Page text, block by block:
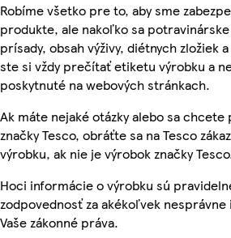
Robíme všetko pre to, aby sme
produkte, ale nakoľko sa
prísady, obsah výživy, diétnych zložiek
ste si vždy prečítať etiketu výrobku a
poskytnuté na webových stránkach.
Ak máte nejaké otázky alebo sa
značky Tesco, obráťte sa na Tesco
výrobku, ak nie je výrobok značky
Hoci informácie o výrobku sú
zodpovednosť za akékoľvek
Vaše zákonné práva.